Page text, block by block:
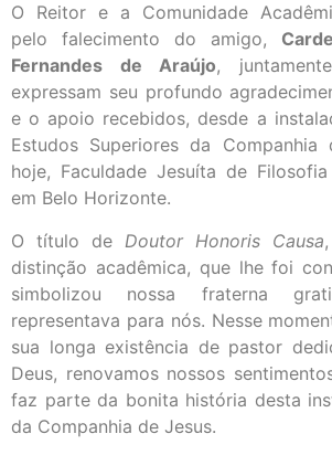
O Reitor e a Comunidade
pelo falecimento do amigo,
Fernandes de Araújo,
expressam seu profundo
e o apoio recebidos, desde a
Estudos Superiores da Companhia
hoje, Faculdade Jesuíta de
em Belo Horizonte.
O título de Doutor Honoris Causa
distinção acadêmica, que lhe foi
simbolizou nossa fraterna
representava para nós. Nesse
sua longa existência de pastor
Deus, renovamos nossos
faz parte da bonita história desta
da Companhia de Jesus.